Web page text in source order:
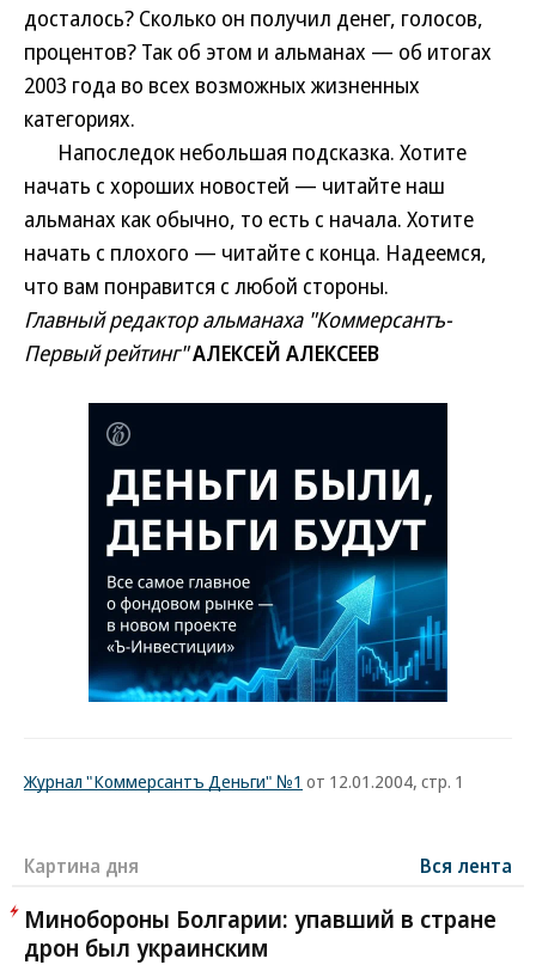
досталось? Сколько он получил денег, голосов,
процентов? Так об этом и альманах — об итогах
2003 года во всех возможных жизненных
категориях.
Напоследок небольшая подсказка. Хотите
начать с хороших новостей — читайте наш
альманах как обычно, то есть с начала. Хотите
начать с плохого — читайте с конца. Надеемся,
что вам понравится с любой стороны.
Главный редактор альманаха "Коммерсантъ-
Первый рейтинг"АЛЕКСЕЙ АЛЕКСЕЕВ
Журнал "Коммерсантъ Деньги" №1 от 12.01.2004, стр. 1
Картина дня Вся лента
Минобороны Болгарии: упавший в стране
дрон был украинским